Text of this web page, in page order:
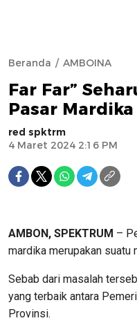
Beranda AMBOINA
Far Far”
Pasar
red spktrm
4 Maret 2024 2:16 PM
AMBON, SPEKTRUM –
mardika merupakan suatu
Sebab dari masalah
yang terbaik antara
Provinsi.